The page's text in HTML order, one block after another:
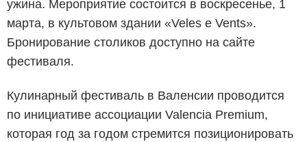
ужина. Мероприятие состоится в воскресенье, 1
марта, в культовом здании «Veles e Vents».
Бронирование столиков доступно на сайте
фестиваля.
Кулинарный фестиваль в Валенсии проводится
по инициативе ассоциации Valencia Premium,
которая год за годом стремится позиционировать